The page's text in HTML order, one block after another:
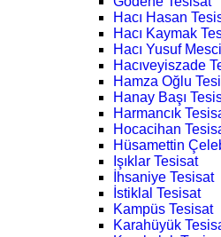
Hacı Hasan
Hacı Kaymak
Hacı Yusuf
Hacıveyiszade
Hamza Oğlu
Hanay Başı
Harmancık
Hocacihan
Hüsamettin
Işıklar Tesisat
İhsaniye Tesisat
İstiklal Tesisat
Kampüs Tesisat
Karahüyük